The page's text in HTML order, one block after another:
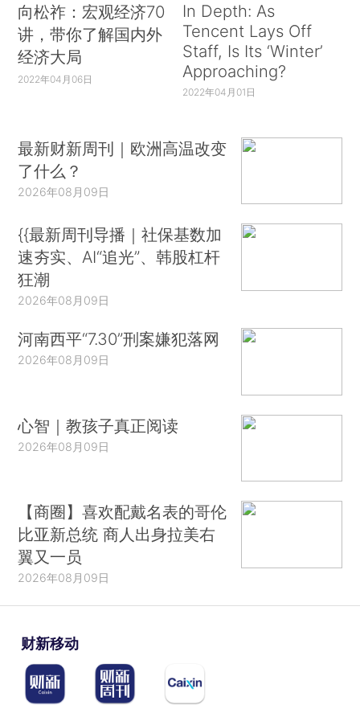
向松祚：宏观经济70
讲，带你了解国内外
经济大局
2022年04月06日
In Depth: As
Tencent Lays Off
Staff, Is Its ‘Winter’
Approaching?
2022年04月01日
最新财新周刊｜欧洲高温改变
了什么？
2026年08月09日
{{最新周刊导播｜社保基数加
速夯实、AI“追光”、韩股杠杆
狂潮
2026年08月09日
河南西平“7.30”刑案嫌犯落网
2026年08月09日
心智｜教孩子真正阅读
2026年08月09日
【商圈】喜欢配戴名表的哥伦
比亚新总统 商人出身拉美右
翼又一员
2026年08月09日
财新移动